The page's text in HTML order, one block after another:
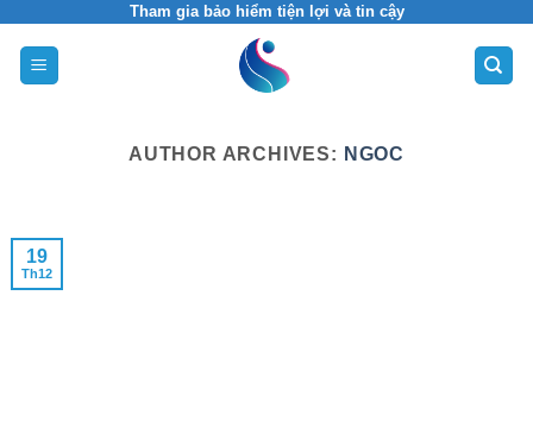
content
Tham gia bảo hiểm tiện lợi và tin cậy
AUTHOR ARCHIVES: NGOC
19
Th12